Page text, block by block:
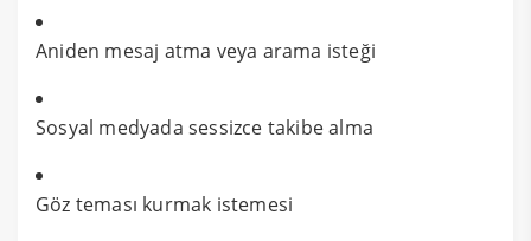
Aniden mesaj atma veya arama isteği
Sosyal medyada sessizce takibe alma
Göz teması kurmak istemesi